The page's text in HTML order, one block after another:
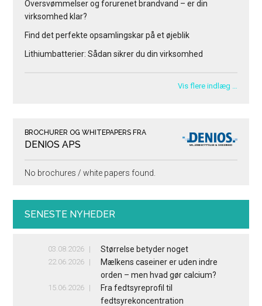
Oversvømmelser og forurenet brandvand – er din
virksomhed klar?
Find det perfekte opsamlingskar på et øjeblik
Lithiumbatterier: Sådan sikrer du din virksomhed
Vis flere indlæg …
BROCHURER OG WHITEPAPERS FRA
DENIOS APS
No brochures / white papers found.
SENESTE NYHEDER
03.08.2026 Størrelse betyder noget
22.06.2026
Mælkens caseiner er uden indre
orden – men hvad gør calcium?
15.06.2026
Fra fedtsyreprofil til
fedtsyrekoncentration